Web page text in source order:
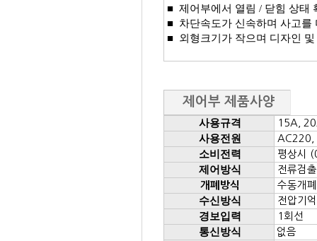
■ 제어부에서 열림 / 닫힘 상태
■ 차단속도가 신속하며 사고를
■ 외형크기가 작으며 디자인
제어부 제품사양
사용규격 15A,
사용전원 AC220,
소비전력 평상시
제어방식 전류검
개폐방식 수동개
수신방식 전압기
경보입력 1회선
통신방식 없음